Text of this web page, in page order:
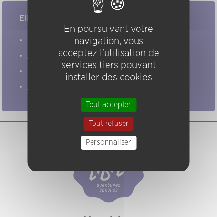
Elles/ils ont joué chez nous
En poursuivant votre
navigation, vous
acceptez l'utilisation de
services tiers pouvant
installer des cookies
Tout accepter
Tout refuser
Personnaliser